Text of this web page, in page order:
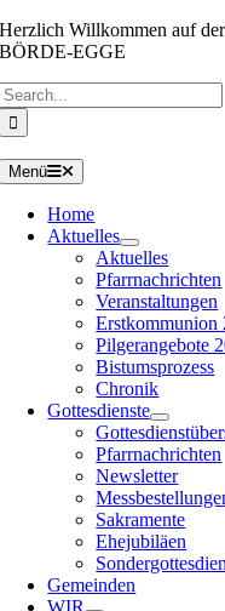
Zum
Inhalt
Herzlich Willkommen auf
BÖRDE-EGGE
Menü
Home
Aktuelles
Aktuelles
Pfarrnachrichten
Veranstaltungen
Erstkommunion
Pilgerangebote
Bistumsprozess
Chronik
Gottesdienste
Pfarrnachrichten
Newsletter
Sakramente
Ehejubiläen
Gemeinden
WIR